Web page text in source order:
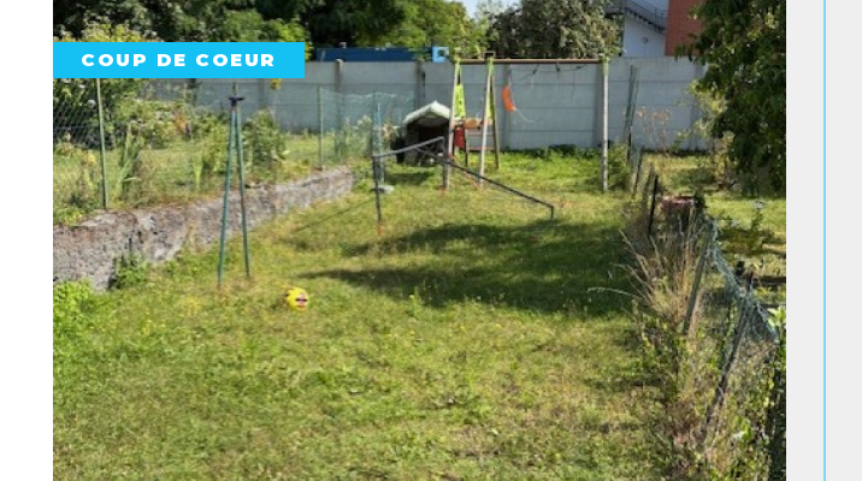
Agence transaction– 129 Av. Henri Barbusse, 80330
Longueau
Agence location et gestion – 147 rue Saint-Honoré,
80000 Amiens
Contactez-nous par téléphone au03 22 09 30 10ou par email à
contact@immoplusamiens.com.
COUP DE COEUR